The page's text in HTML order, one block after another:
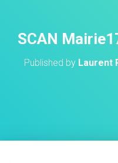
SCAN
Published by Laurent